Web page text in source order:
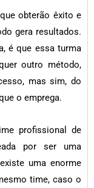
obterão êxito e
gera resultados.
é que essa turma
outro método,
mas sim, do
o emprega.
profissional de
por ser uma
uma enorme
time, caso o